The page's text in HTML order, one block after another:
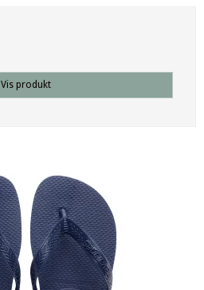
Vis produkt